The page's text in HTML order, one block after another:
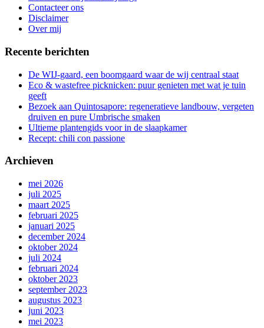
Contacteer ons
Disclaimer
Over mij
Recente berichten
De WIJ-gaard, een boomgaard waar de wij centraal staat
Eco & wastefree picknicken: puur genieten met wat je tuin
geeft
Bezoek aan Quintosapore: regeneratieve landbouw, vergeten
druiven en pure Umbrische smaken
Ultieme plantengids voor in de slaapkamer
Recept: chili con passione
Archieven
mei 2026
juli 2025
maart 2025
februari 2025
januari 2025
december 2024
oktober 2024
juli 2024
februari 2024
oktober 2023
september 2023
augustus 2023
juni 2023
mei 2023